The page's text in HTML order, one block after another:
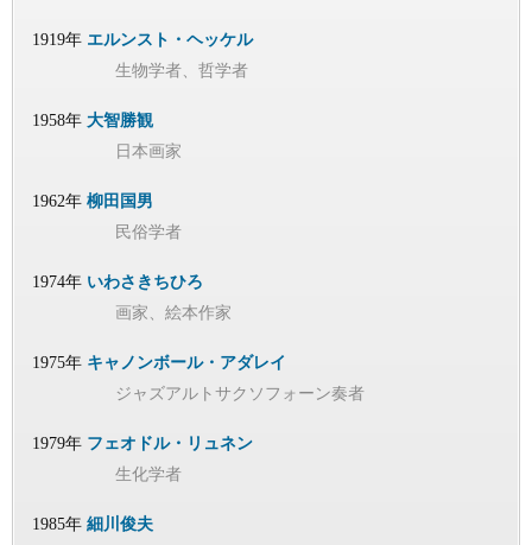
1919年 エルンスト・ヘッケル
生物学者、哲学者
1958年 大智勝観
日本画家
1962年 柳田国男
民俗学者
1974年 いわさきちひろ
画家、絵本作家
1975年 キャノンボール・アダレイ
ジャズアルトサクソフォーン奏者
1979年 フェオドル・リュネン
生化学者
1985年 細川俊夫